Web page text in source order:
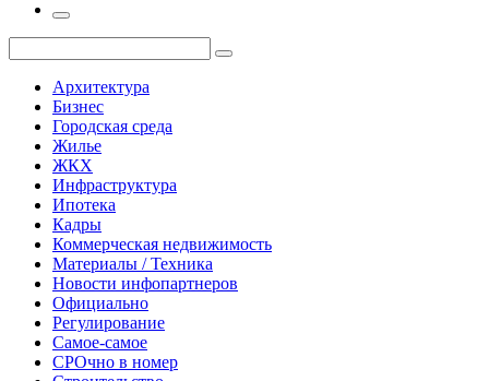
Архитектура
Бизнес
Городская среда
Жилье
ЖКХ
Инфраструктура
Ипотека
Кадры
Коммерческая недвижимость
Материалы / Техника
Новости инфопартнеров
Официально
Регулирование
Самое-самое
СРОчно в номер